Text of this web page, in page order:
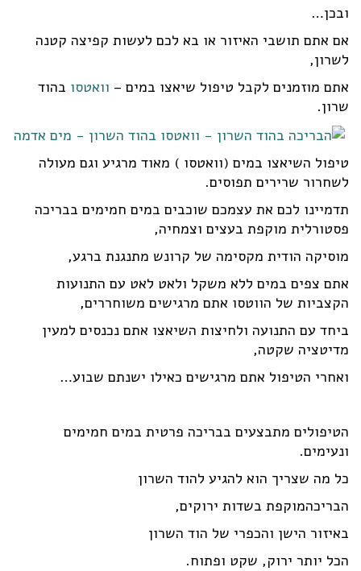
ובכן…
אם אתם תושבי האיזור או בא לכם לעשות קפיצה קטנה
לשרון,
אתם מוזמנים לקבל טיפול שיאצו במים – וואטסו בהוד
שרון.
טיפול השיאצו במים (וואטסו ) מאוד מרגיע וגם מעולה
לשחרור שרירים תפוסים.
תדמיינו לכם את עצמכם שוכבים במים חמימים בבריכה
פסטורלית מוקפת בעצים וצמחיה,
מוסיקה הודית מקסימה של קרונש מתנגנת ברגע,
אתם צפים במים ללא משקל ולאט לאט עם התנועות
הקצביות של הווטסו אתם מרגישים משוחררים,
ביחד עם התנועה ולחיצות השיאצו אתם נכנסים למעין
מדיטציה שקטה,
ואחרי הטיפול אתם מרגישים כאילו ישנתם שבוע…
הטיפולים מתבצעים בבריכה פרטית במים חמימים
ונעימים.
כל מה שצריך הוא להגיע להוד השרון
הבריכהמוקפת בשדות ירוקים,
באיזור הישן והכפרי של הוד השרון
הכל יותר ירוק, שקט ופתוח.